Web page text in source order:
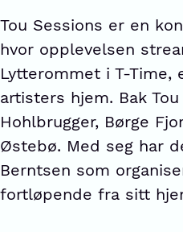
Tou Sessions er en
hvor opplevelsen
Lytterommet i T-
artisters hjem. Bak
Hohlbrugger, Børge
Østebø. Med seg har
Berntsen som
fortløpende fra sitt